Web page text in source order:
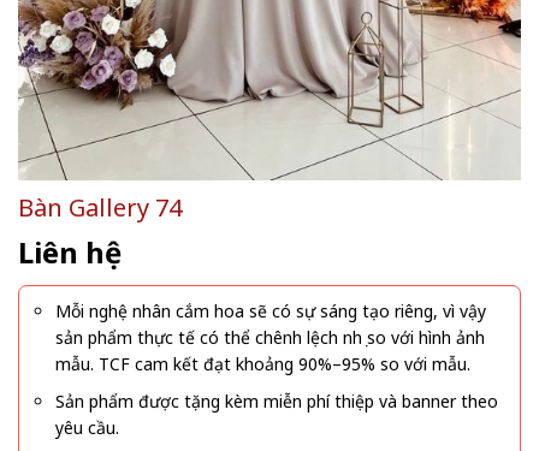
Bàn Gallery 74
Liên hệ
Mỗi nghệ nhân cắm hoa sẽ có sự sáng tạo riêng, vì vậy
sản phẩm thực tế có thể chênh lệch nhẹ so với hình ảnh
mẫu. TCF cam kết đạt khoảng 90%–95% so với mẫu.
Sản phẩm được tặng kèm miễn phí thiệp và banner theo
yêu cầu.